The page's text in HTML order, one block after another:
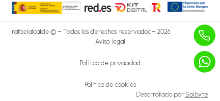
rafaelalcalde © – Todos los derechos reservados – 2026
Aviso legal
Política de privacidad
Política de cookies
Desarrollado por Solbyte